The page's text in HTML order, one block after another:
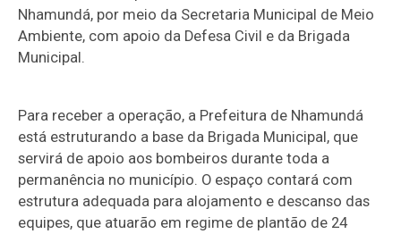
Nhamundá, por meio da Secretaria Municipal de Meio
Ambiente, com apoio da Defesa Civil e da Brigada
Municipal.
Para receber a operação, a Prefeitura de Nhamundá
está estruturando a base da Brigada Municipal, que
servirá de apoio aos bombeiros durante toda a
permanência no município. O espaço contará com
estrutura adequada para alojamento e descanso das
equipes, que atuarão em regime de plantão de 24